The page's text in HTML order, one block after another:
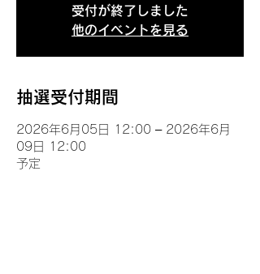
受付が終了しました
他のイベントを見る
抽選受付期間
2026年6月05日 12:00 – 2026年6月
09日 12:00
予定